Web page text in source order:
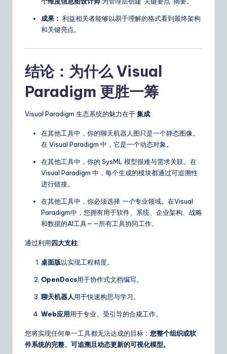
成果： 利益相关者能够以易于理解的格式看到最终架构
和关键亮点。
结论：为什么 Visual
Paradigm 更胜一筹
Visual Paradigm 生态系统的魅力在于集成.
在其他工具中，你的聊天机器人图只是一个静态图像。
在 Visual Paradigm 中，它是一个动态对象。
在其他工具中，你的 SysML 模型很难与需求关联。在
Visual Paradigm 中，每个生成的模块都通过可追溯性
进行链接。
在其他工具中，你必须选择 一个专业领域。在Visual
Paradigm中，您拥有用于软件、系统、企业架构、战略
和数据的AI工具——所有工具协同工作。
通过利用四大支柱:
桌面版以实现工程精度。
OpenDocs用于协作式文档编写。
聊天机器人用于快速构思与学习。
Web应用用于专业、受引导的合规工作。
您将实现任何单一工具都无法达成的目标： 您整个组织或软
件系统的完整、可追溯且动态更新的可视化模型。